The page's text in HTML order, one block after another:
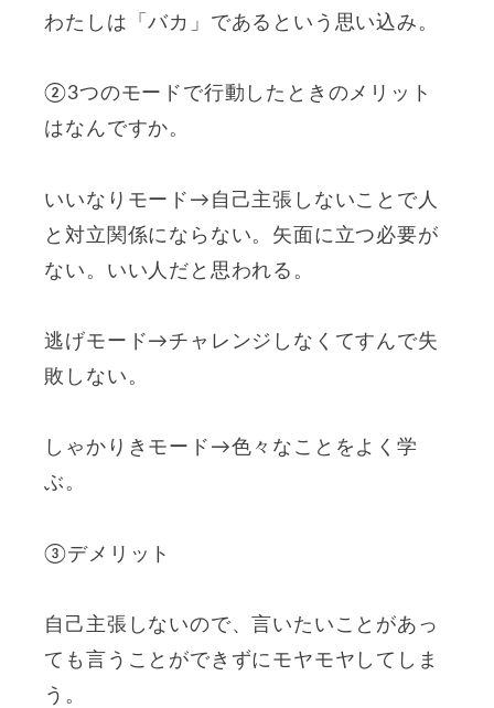
わたしは「バカ」であるという思い込み。
②3つのモードで行動したときのメリット
はなんですか。
いいなりモード→自己主張しないことで人
と対立関係にならない。矢面に立つ必要が
ない。いい人だと思われる。
逃げモード→チャレンジしなくてすんで失
敗しない。
しゃかりきモード→色々なことをよく学
ぶ。
③デメリット
自己主張しないので、言いたいことがあっ
ても言うことができずにモヤモヤしてしま
う。